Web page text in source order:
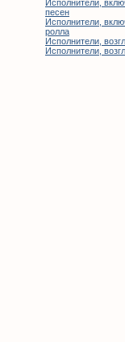
Исполнители,
песен
Исполнители,
ролла
Исполнители,
Исполнители,